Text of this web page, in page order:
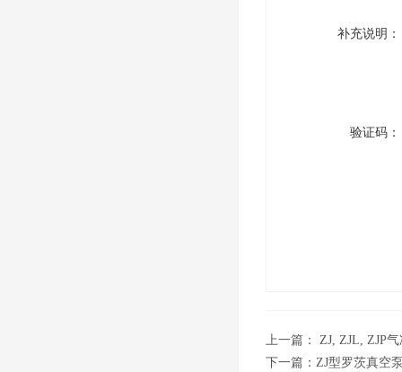
补充说明：
验证码：
上一篇： ZJ, ZJL, ZJP
下一篇： ZJ型罗茨真空